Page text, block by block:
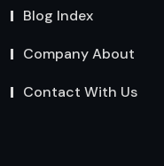
Blog Index
Company About
Contact With Us